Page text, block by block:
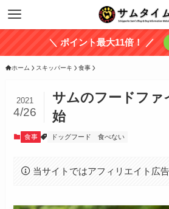
＼ ポイント最大11倍！ ／
ホーム スキッパーキ 食事
サムのフードファ
始
2021
4/26
食事 ドッグフード 食べない
当サイトではアフィリエイト広